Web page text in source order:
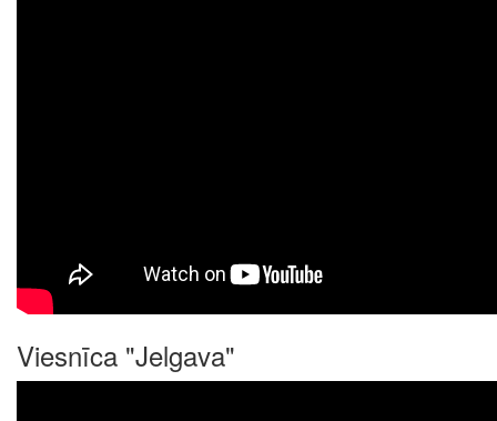
Viesnīca "Jelgava"